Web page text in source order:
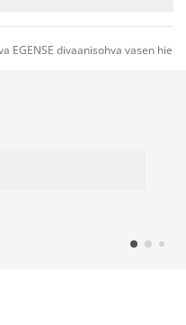
EGENSE divaanisohva vasen